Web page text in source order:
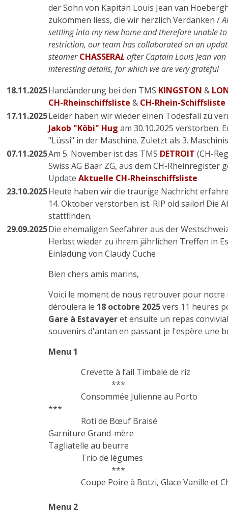
der Sohn von Kapitän Louis Jean van
zukommen liess, die wir herzlich Verdanken /
settling into my new home and therefore unable
restriction, our team has collaborated on an
steamerCHASSERALafter Captain Louis Jean
interesting details, for which we are very grateful
18.11.2025Handänderung bei den TMS KINGSTON &
CH-Rheinschiffsliste & CH-Rhein-
17.11.2025Leider haben wir wieder einen Todesfall zu
Jakob "Köbi" Hug am 30.10.2025 verstorben.
"Lüssi" in der Maschine. Zuletzt als 3.
07.11.2025Am 5. November ist das TMS DETROIT (CH-
Swiss AG Baar ZG, aus dem CH-Rheinregister
Update Aktuelle CH-Rheinschiffsliste
23.10.2025Heute haben wir die traurige Nachricht
14. Oktober verstorben ist. RIP old sailor! Die
stattfinden.
29.09.2025Die ehemaligen Seefahrer aus der
Herbst wieder zu ihrem jährlichen Treffen in
Einladung von Claudy Cuche
Bien chers amis marins,
Voici le moment de nous retrouver pour
déroulera le 18 octobre 2025vers 11 heures
Gare à Estavayeret ensuite un repas
souvenirs d'antan en passant je l'espère une
Menu 1
Crevette à l’ail Timbale de riz
***
Consommée Julienne au Porto
***
Roti de Bœuf Braisé
Garniture Grand-mère
Tagliatelle au beurre
Trio de légumes
***
Coupe Poire à Botzi, Glace Vanille et
Menu 2